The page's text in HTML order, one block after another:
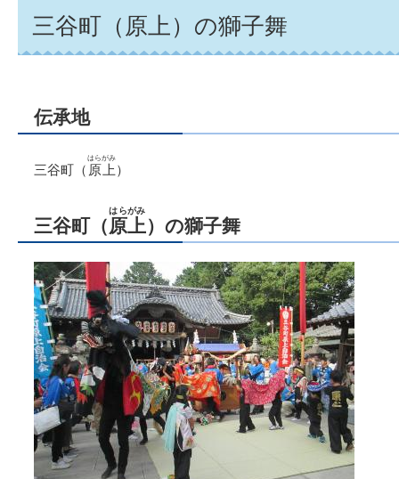
三谷町（原上）の獅子舞
伝承地
三谷町（ 原上
はらがみ
）
三谷町（ 原上
はらがみ
）の獅子舞